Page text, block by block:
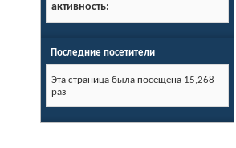
активность
Последние посетители
Эта страница была посещена 15,268
раз